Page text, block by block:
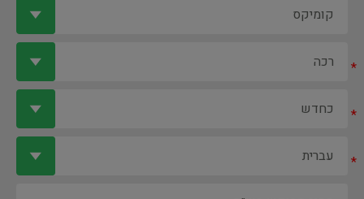
*
*
*